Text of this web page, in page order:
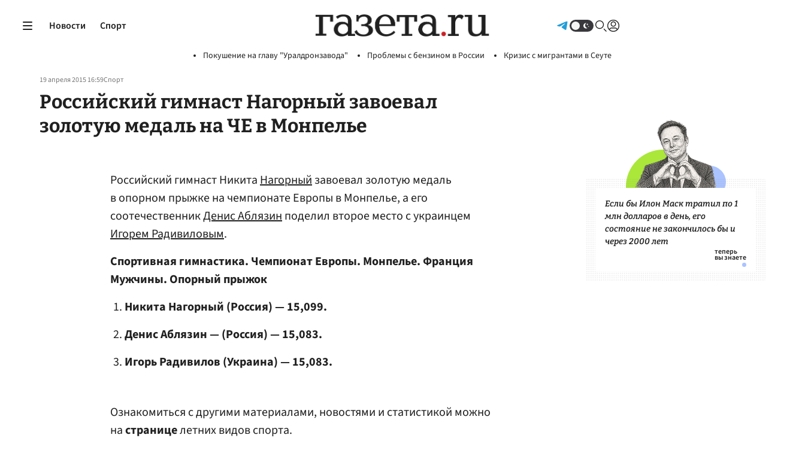
Новости Спорт
Покушение на главу "Уралдронзавода" Проблемы с бензином в России Кризис с мигрантами в Сеуте
19 апреля 2015 16:59Спорт
Российский гимнаст Нагорный завоевал
золотую медаль на ЧЕ в Монпелье
Российский гимнаст НикитаНагорныйзавоевал золотую медаль
в опорном прыжке на чемпионате Европы в Монпелье, а его
соотечественникДенис Аблязинподелил второе место с украинцем
Игорем Радивиловым.
Спортивная гимнастика. Чемпионат Европы. Монпелье. Франция
Мужчины. Опорный прыжок
Никита Нагорный (Россия) — 15,099.
Денис Аблязин — (Россия) — 15,083.
Игорь Радивилов (Украина) — 15,083.
Ознакомиться с другими материалами, новостями и статистикой можно
настраницелетних видов спорта.
Если бы Илон Маск тратил по 1
млн долларов в день, его
состояние не закончилось бы и
через 2000 лет